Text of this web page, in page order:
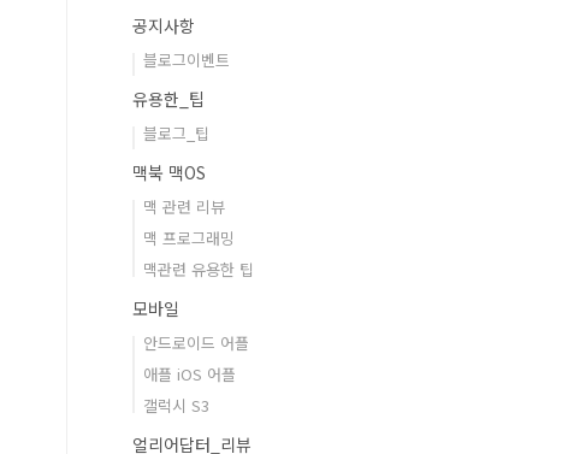
공지사항
블로그이벤트
유용한_팁
블로그_팁
맥북 맥OS
맥 관련 리뷰
맥 프로그래밍
맥관련 유용한 팁
모바일
안드로이드 어플
애플 iOS 어플
갤럭시 S3
얼리어답터_리뷰